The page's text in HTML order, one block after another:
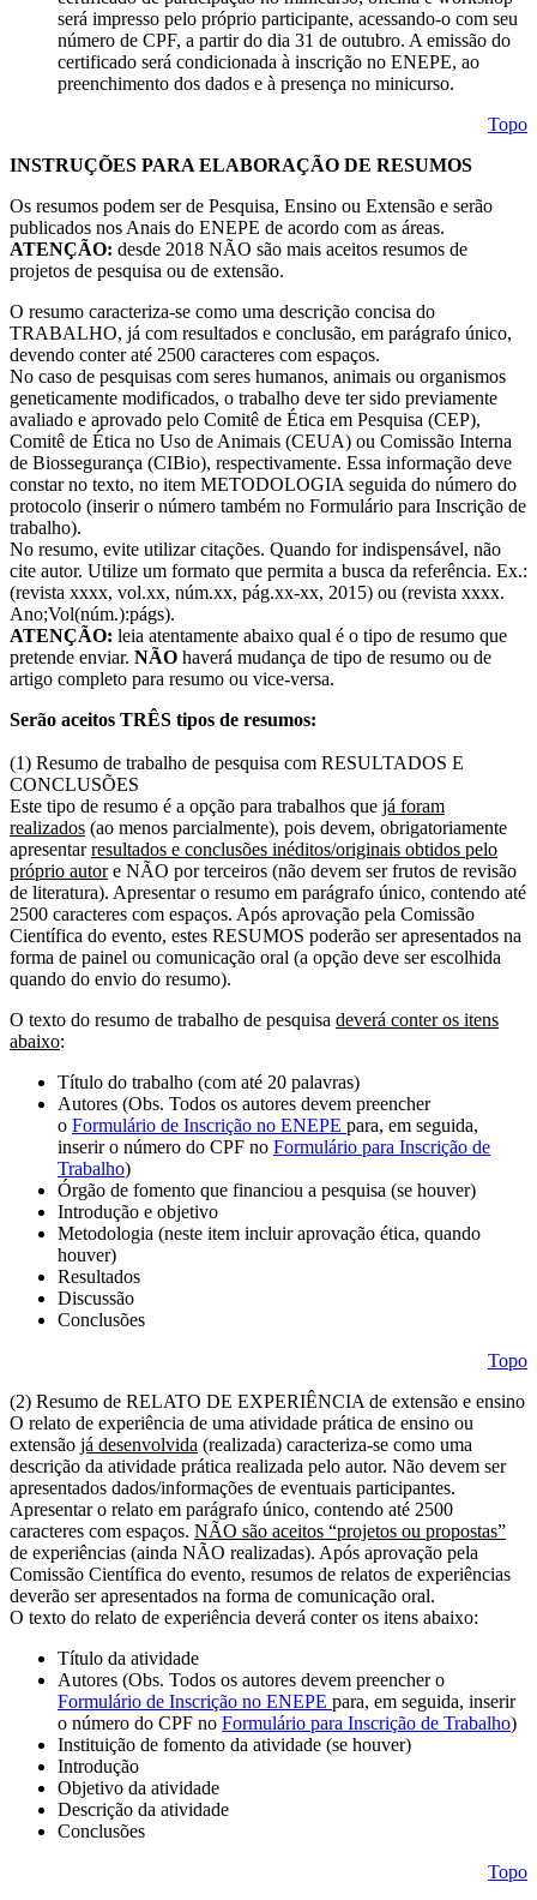
será impresso pelo próprio participante, acessando-o com seu
número de CPF, a partir do dia 31 de outubro. A emissão do
certificado será condicionada à inscrição no ENEPE, ao
preenchimento dos dados e à presença no minicurso.
Topo
INSTRUÇÕES PARA ELABORAÇÃO DE RESUMOS
Os resumos podem ser de Pesquisa, Ensino ou Extensão e serão
publicados nos Anais do ENEPE de acordo com as áreas.
ATENÇÃO: desde 2018 NÃO são mais aceitos resumos de
projetos de pesquisa ou de extensão.
O resumo caracteriza-se como uma descrição concisa do
TRABALHO, já com resultados e conclusão, em parágrafo único,
devendo conter até 2500 caracteres com espaços.
No caso de pesquisas com seres humanos, animais ou organismos
geneticamente modificados, o trabalho deve ter sido previamente
avaliado e aprovado pelo Comitê de Ética em Pesquisa (CEP),
Comitê de Ética no Uso de Animais (CEUA) ou Comissão Interna
de Biossegurança (CIBio), respectivamente. Essa informação deve
constar no texto, no item METODOLOGIA seguida do número do
protocolo (inserir o número também no Formulário para Inscrição de
trabalho).
No resumo, evite utilizar citações. Quando for indispensável, não
cite autor. Utilize um formato que permita a busca da referência. Ex.:
(revista xxxx, vol.xx, núm.xx, pág.xx-xx, 2015) ou (revista xxxx.
Ano;Vol(núm.):págs).
ATENÇÃO: leia atentamente abaixo qual é o tipo de resumo que
pretende enviar. NÃO haverá mudança de tipo de resumo ou de
artigo completo para resumo ou vice-versa.
Serão aceitos TRÊS tipos de resumos:
(1) Resumo de trabalho de pesquisa com RESULTADOS E
CONCLUSÕES
Este tipo de resumo é a opção para trabalhos que já foram
realizados (ao menos parcialmente), pois devem, obrigatoriamente
apresentarresultados e conclusões inéditos/originais obtidos pelo
próprio autore NÃO por terceiros (não devem ser frutos de revisão
de literatura). Apresentar o resumo em parágrafo único, contendo até
2500 caracteres com espaços. Após aprovação pela Comissão
Científica do evento, estes RESUMOS poderão ser apresentados na
forma de painel ou comunicação oral (a opção deve ser escolhida
quando do envio do resumo).
O texto do resumo de trabalho de pesquisa deverá conter os itens
abaixo:
Título do trabalho (com até 20 palavras)
Autores (Obs. Todos os autores devem preencher
o Formulário de Inscrição no ENEPE para, em seguida,
inserir o número do CPF no Formulário para Inscrição de
Trabalho)
Órgão de fomento que financiou a pesquisa (se houver)
Introdução e objetivo
Metodologia (neste item incluir aprovação ética, quando
houver)
Resultados
Discussão
Conclusões
Topo
(2) Resumo de RELATO DE EXPERIÊNCIA de extensão e ensino
O relato de experiência de uma atividade prática de ensino ou
extensão já desenvolvida (realizada) caracteriza-se como uma
descrição da atividade prática realizada pelo autor. Não devem ser
apresentados dados/informações de eventuais participantes.
Apresentar o relato em parágrafo único, contendo até 2500
caracteres com espaços. NÃO são aceitos “projetos ou propostas”
de experiências (ainda NÃO realizadas). Após aprovação pela
Comissão Científica do evento, resumos de relatos de experiências
deverão ser apresentados na forma de comunicação oral.
O texto do relato de experiência deverá conter os itens abaixo:
Título da atividade
Autores (Obs. Todos os autores devem preencher o
Formulário de Inscrição no ENEPE para, em seguida, inserir
o número do CPF no Formulário para Inscrição de Trabalho)
Instituição de fomento da atividade (se houver)
Introdução
Objetivo da atividade
Descrição da atividade
Conclusões
Topo